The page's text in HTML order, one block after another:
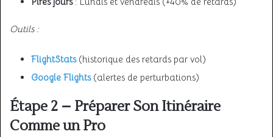
Outils :
FlightStats(historique des retards par vol)
Google Flights(alertes de perturbations)
Étape 2 – Préparer Son Itinéraire
Comme un Pro